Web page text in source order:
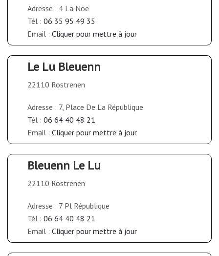
Adresse : 4 La Noe
Tél : 06 35 95 49 35
Email : Cliquer pour mettre à jour
Le Lu Bleuenn
22110 Rostrenen
Adresse : 7, Place De La République
Tél : 06 64 40 48 21
Email : Cliquer pour mettre à jour
Bleuenn Le Lu
22110 Rostrenen
Adresse : 7 Pl République
Tél : 06 64 40 48 21
Email : Cliquer pour mettre à jour